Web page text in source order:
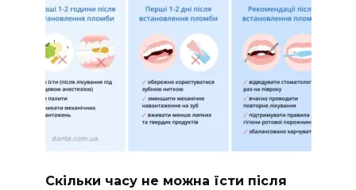
Скільки часу не можна їсти після